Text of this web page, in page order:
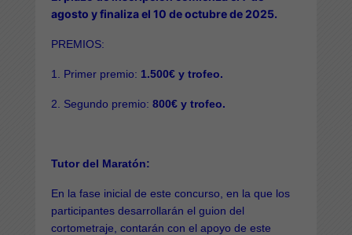
agosto y finaliza el 10 de octubre de 2025.
PREMIOS:
1. Primer premio: 1.500€ y trofeo.
2. Segundo premio: 800€ y trofeo.
Tutor del Maratón:
En la fase inicial de este concurso, en la que los
participantes desarrollarán el guion del
cortometraje, contarán con el apoyo de este